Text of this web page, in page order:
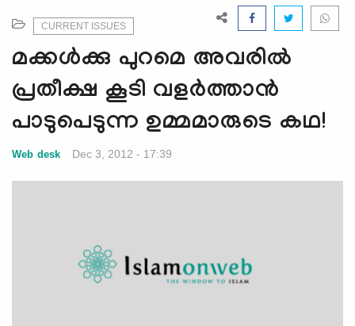
i
g
a
t
o
n
CURRENT ISSUES
മക്കള്‍ക്കു പുറമെ അവരില്‍
പ്രതീക്ഷ കൂടി വളര്‍ത്താന്‍
പാടുപെടുന്ന ഉമ്മമാരുടെ കഥ!
Web desk Dec 3, 2012 - 17:39